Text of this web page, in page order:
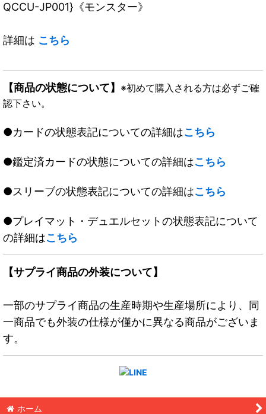
QCCU-JP001}《モンスター》
詳細は こちら
【商品の状態について】 ※初めて購入される方は必ずご確
認下さい。
●カードの状態表記についての詳細はこちら
●鑑定済カードの状態についての詳細はこちら
●スリーブの状態表記についての詳細はこちら
●プレイマット・デュエルセットの状態表記について
の詳細はこちら
【サプライ商品の外装について】
一部のサプライ商品の生産時期や生産場所により、同
一商品でも外装の仕様が僅かに異なる商品がございま
す。
ホーム